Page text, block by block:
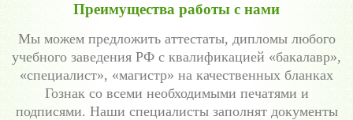
Преимущества работы с нами
Мы можем предложить аттестаты, дипломы любого
учебного заведения РФ с квалификацией «бакалавр»,
«специалист», «магистр» на качественных бланках
Гознак со всеми необходимыми печатями и
подписями. Наши специалисты заполнят документы